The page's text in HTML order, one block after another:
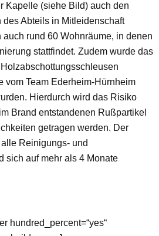
Kapelle (siehe Bild) auch den
Abteils in Mitleidenschaft
rund 60 Wohnräume, in denen
stattfindet. Zudem wurde das
vom Team Ederheim-Hürnheim
Hierdurch wird das Risiko
Brand entstandenen Rußpartikel
getragen werden. Der
Reinigungs- und
sich auf mehr als 4 Monate
hundred_percent=“yes“